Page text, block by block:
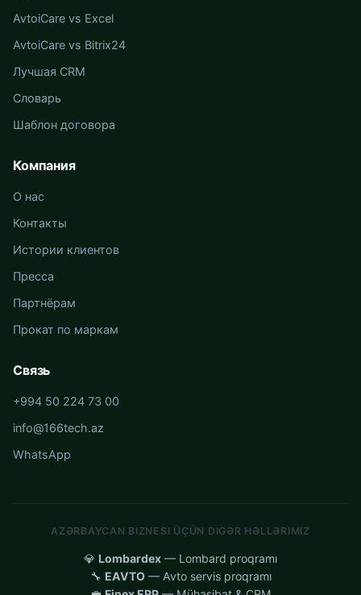
AvtoiCare vs Excel
AvtoiCare vs Bitrix24
Лучшая CRM
Словарь
Шаблон договора
Компания
О нас
Контакты
Истории клиентов
Пресса
Партнёрам
Прокат по маркам
Связь
+994 50 224 73 00
info@166tech.az
WhatsApp
AZƏRBAYCAN BIZNESI ÜÇÜN DIGƏR HƏLLƏRIMIZ
💎 Lombardex — Lombard proqramı
🔧 EAVTO— Avto servis proqramı